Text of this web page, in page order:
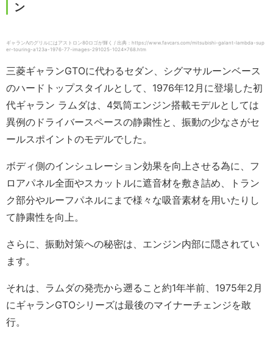
ン
ギャランΛのグリルにはアストロン80ロゴが輝く / 出典：https://www.favcars.com/mitsubishi-galant-lambda-sup
er-touring-a123a-1976-77-images-291025-1024×768.htm
三菱ギャランGTOに代わるセダン、シグマサルーンベース
のハードトップスタイルとして、1976年12月に登場した初
代ギャラン ラムダは、4気筒エンジン搭載モデルとしては
異例のドライバースペースの静粛性と、振動の少なさがセ
ールスポイントのモデルでした。
ボディ側のインシュレーション効果を向上させる為に、フ
ロアパネル全面やスカットルに遮音材を敷き詰め、トラン
ク部分やルーフパネルにまで様々な吸音素材を用いたりし
て静粛性を向上。
さらに、振動対策への秘密は、エンジン内部に隠されてい
ます。
それは、ラムダの発売から遡ること約1年半前、1975年2月
にギャランGTOシリーズは最後のマイナーチェンジを敢
行。